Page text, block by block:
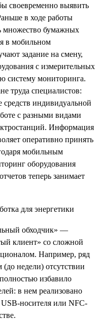
своевременно выявить
в ходе работы
множество бумажных
в мобильном
задание на смену,
с измерительных
систему мониторинга.
труда специалистов:
средств индивидуальной
с разными видами
Информация
оперативно принять
мобильным
оборудования
теперь занимает
обходчик» —
клиент» со сложной
Например, ряд
недели) отсутствии
избавило
в нем реализовано
носителя или NFC-